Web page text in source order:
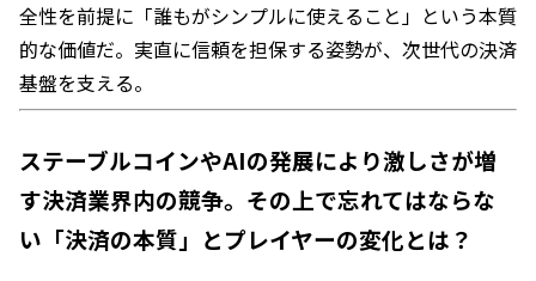
全性を前提に「誰もがシンプルに使えること」という本質
的な価値だ。実直に信頼を担保する姿勢が、次世代の決済
基盤を支える。
ステーブルコインやAIの発展により激しさが増
す決済業界内の競争。その上で忘れてはならな
い「決済の本質」とプレイヤーの変化とは？